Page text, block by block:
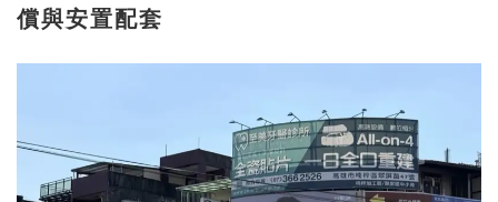
償與安置配套